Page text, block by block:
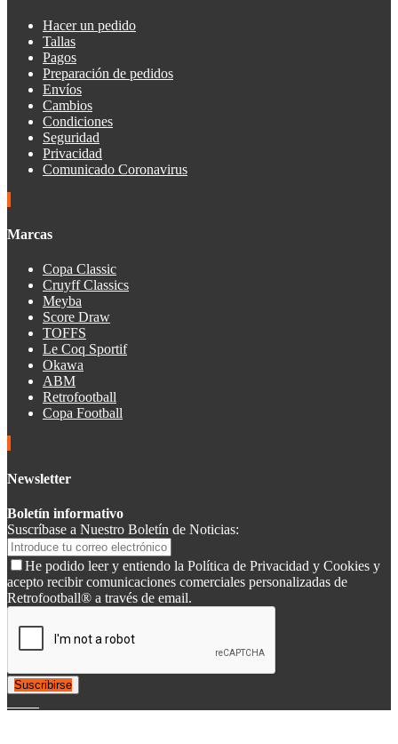
Hacer un pedido
Tallas
Pagos
Preparación de pedidos
Envíos
Cambios
Condiciones
Seguridad
Privacidad
Comunicado Coronavirus
Marcas
Copa Classic
Cruyff Classics
Meyba
Score Draw
TOFFS
Le Coq Sportif
Okawa
ABM
Retrofootball
Copa Football
Newsletter
Boletín informativo
Suscríbase a Nuestro Boletín de Noticias:
He podido leer y entiendo la Política de Privacidad y Cookies y
acepto recibir comunicaciones comerciales personalizadas de
Retrofootball® a través de email.
Suscribirse